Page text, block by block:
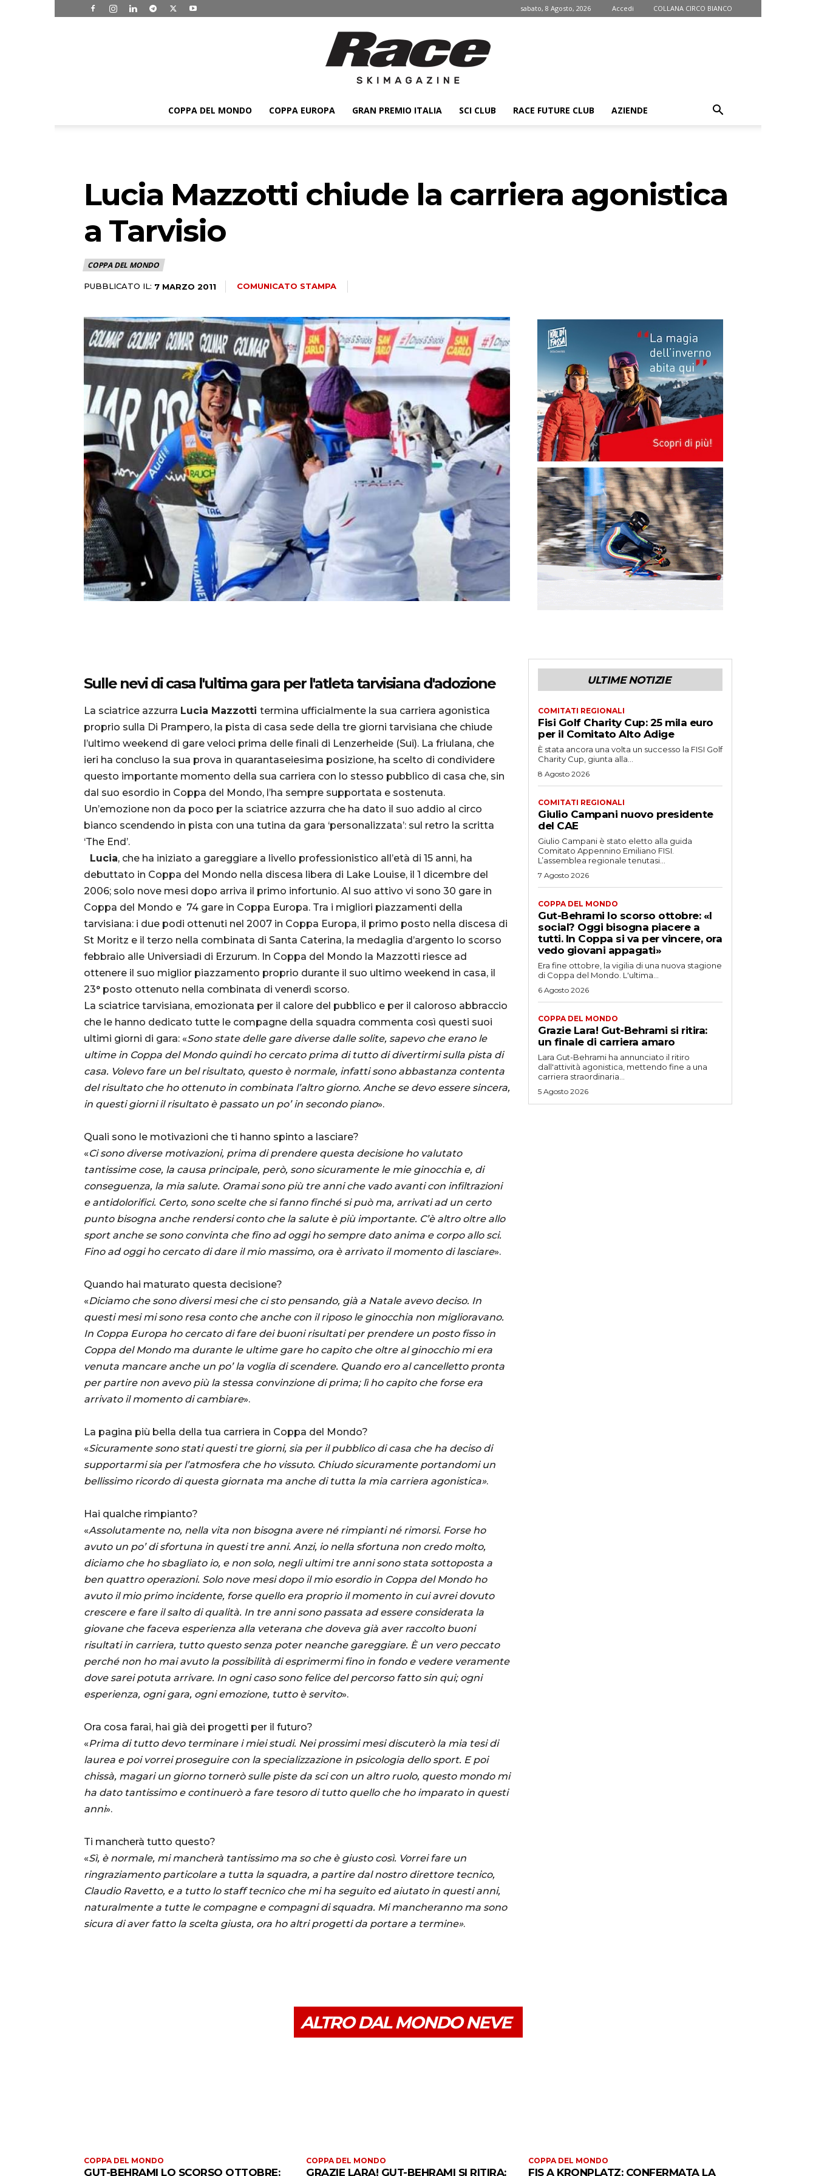
sabato, 8 Agosto, 2026 Accedi COLLANA CIRCO BIANCO
COPPA DEL MONDO COPPA EUROPA GRAN PREMIO ITALIA SCI CLUB RACE FUTURE CLUB AZIENDE
Lucia Mazzotti chiude la carriera agonistica
a Tarvisio
COPPA DEL MONDO
PUBBLICATO IL: 7 MARZO 2011 COMUNICATO STAMPA
Sulle nevi di casa l'ultima gara per l'atleta tarvisiana d'adozione
La sciatrice azzurra Lucia Mazzotti termina ufficialmente la sua carriera agonistica
proprio sulla Di Prampero, la pista di casa sede della tre giorni tarvisiana che chiude
l’ultimo weekend di gare veloci prima delle finali di Lenzerheide (Sui). La friulana, che
ieri ha concluso la sua prova in quarantaseiesima posizione, ha scelto di condividere
questo importante momento della sua carriera con lo stesso pubblico di casa che, sin
dal suo esordio in Coppa del Mondo, l’ha sempre supportata e sostenuta.
Un’emozione non da poco per la sciatrice azzurra che ha dato il suo addio al circo
bianco scendendo in pista con una tutina da gara ‘personalizzata’: sul retro la scritta
‘The End’.
Lucia, che ha iniziato a gareggiare a livello professionistico all’età di 15 anni, ha
debuttato in Coppa del Mondo nella discesa libera di Lake Louise, il 1 dicembre del
2006; solo nove mesi dopo arriva il primo infortunio. Al suo attivo vi sono 30 gare in
Coppa del Mondo e 74 gare in Coppa Europa. Tra i migliori piazzamenti della
tarvisiana: i due podi ottenuti nel 2007 in Coppa Europa, il primo posto nella discesa di
St Moritz e il terzo nella combinata di Santa Caterina, la medaglia d’argento lo scorso
febbraio alle Universiadi di Erzurum. In Coppa del Mondo la Mazzotti riesce ad
ottenere il suo miglior piazzamento proprio durante il suo ultimo weekend in casa, il
23° posto ottenuto nella combinata di venerdì scorso.
La sciatrice tarvisiana, emozionata per il calore del pubblico e per il caloroso abbraccio
che le hanno dedicato tutte le compagne della squadra commenta così questi suoi
ultimi giorni di gara: «Sono state delle gare diverse dalle solite, sapevo che erano le
ultime in Coppa del Mondo quindi ho cercato prima di tutto di divertirmi sulla pista di
casa. Volevo fare un bel risultato, questo è normale, infatti sono abbastanza contenta
del risultato che ho ottenuto in combinata l’altro giorno. Anche se devo essere sincera,
in questi giorni il risultato è passato un po’ in secondo piano».
Quali sono le motivazioni che ti hanno spinto a lasciare?
«Ci sono diverse motivazioni, prima di prendere questa decisione ho valutato
tantissime cose, la causa principale, però, sono sicuramente le mie ginocchia e, di
conseguenza, la mia salute. Oramai sono più tre anni che vado avanti con infiltrazioni
e antidolorifici. Certo, sono scelte che si fanno finché si può ma, arrivati ad un certo
punto bisogna anche rendersi conto che la salute è più importante. C’è altro oltre allo
sport anche se sono convinta che fino ad oggi ho sempre dato anima e corpo allo sci.
Fino ad oggi ho cercato di dare il mio massimo, ora è arrivato il momento di lasciare».
Quando hai maturato questa decisione?
«Diciamo che sono diversi mesi che ci sto pensando, già a Natale avevo deciso. In
questi mesi mi sono resa conto che anche con il riposo le ginocchia non miglioravano.
In Coppa Europa ho cercato di fare dei buoni risultati per prendere un posto fisso in
Coppa del Mondo ma durante le ultime gare ho capito che oltre al ginocchio mi era
venuta mancare anche un po’ la voglia di scendere. Quando ero al cancelletto pronta
per partire non avevo più la stessa convinzione di prima; lì ho capito che forse era
arrivato il momento di cambiare».
La pagina più bella della tua carriera in Coppa del Mondo?
«Sicuramente sono stati questi tre giorni, sia per il pubblico di casa che ha deciso di
supportarmi sia per l’atmosfera che ho vissuto. Chiudo sicuramente portandomi un
bellissimo ricordo di questa giornata ma anche di tutta la mia carriera agonistica».
Hai qualche rimpianto?
«Assolutamente no, nella vita non bisogna avere né rimpianti né rimorsi. Forse ho
avuto un po’ di sfortuna in questi tre anni. Anzi, io nella sfortuna non credo molto,
diciamo che ho sbagliato io, e non solo, negli ultimi tre anni sono stata sottoposta a
ben quattro operazioni. Solo nove mesi dopo il mio esordio in Coppa del Mondo ho
avuto il mio primo incidente, forse quello era proprio il momento in cui avrei dovuto
crescere e fare il salto di qualità. In tre anni sono passata ad essere considerata la
giovane che faceva esperienza alla veterana che doveva già aver raccolto buoni
risultati in carriera, tutto questo senza poter neanche gareggiare. È un vero peccato
perché non ho mai avuto la possibilità di esprimermi fino in fondo e vedere veramente
dove sarei potuta arrivare. In ogni caso sono felice del percorso fatto sin qui; ogni
esperienza, ogni gara, ogni emozione, tutto è servito».
Ora cosa farai, hai già dei progetti per il futuro?
«Prima di tutto devo terminare i miei studi. Nei prossimi mesi discuterò la mia tesi di
laurea e poi vorrei proseguire con la specializzazione in psicologia dello sport. E poi
chissà, magari un giorno tornerò sulle piste da sci con un altro ruolo, questo mondo mi
ha dato tantissimo e continuerò a fare tesoro di tutto quello che ho imparato in questi
anni».
Ti mancherà tutto questo?
«Sì, è normale, mi mancherà tantissimo ma so che è giusto così. Vorrei fare un
ringraziamento particolare a tutta la squadra, a partire dal nostro direttore tecnico,
Claudio Ravetto, e a tutto lo staff tecnico che mi ha seguito ed aiutato in questi anni,
naturalmente a tutte le compagne e compagni di squadra. Mi mancheranno ma sono
sicura di aver fatto la scelta giusta, ora ho altri progetti da portare a termine».
ULTIME NOTIZIE
COMITATI REGIONALI
Fisi Golf Charity Cup: 25 mila euro
per il Comitato Alto Adige
È stata ancora una volta un successo la FISI Golf
Charity Cup, giunta alla...
8 Agosto 2026
COMITATI REGIONALI
Giulio Campani nuovo presidente
del CAE
Giulio Campani è stato eletto alla guida
Comitato Appennino Emiliano FISI.
L’assemblea regionale tenutasi...
7 Agosto 2026
COPPA DEL MONDO
Gut-Behrami lo scorso ottobre: «I
social? Oggi bisogna piacere a
tutti. In Coppa si va per vincere, ora
vedo giovani appagati»
Era fine ottobre, la vigilia di una nuova stagione
di Coppa del Mondo. L'ultima...
6 Agosto 2026
COPPA DEL MONDO
Grazie Lara! Gut-Behrami si ritira:
un finale di carriera amaro
Lara Gut-Behrami ha annunciato il ritiro
dall'attività agonistica, mettendo fine a una
carriera straordinaria...
5 Agosto 2026
ALTRO DAL MONDO NEVE
COPPA DEL MONDO
GUT-BEHRAMI LO SCORSO OTTOBRE:
COPPA DEL MONDO
GRAZIE LARA! GUT-BEHRAMI SI RITIRA:
COPPA DEL MONDO
FIS A KRONPLATZ: CONFERMATA LA